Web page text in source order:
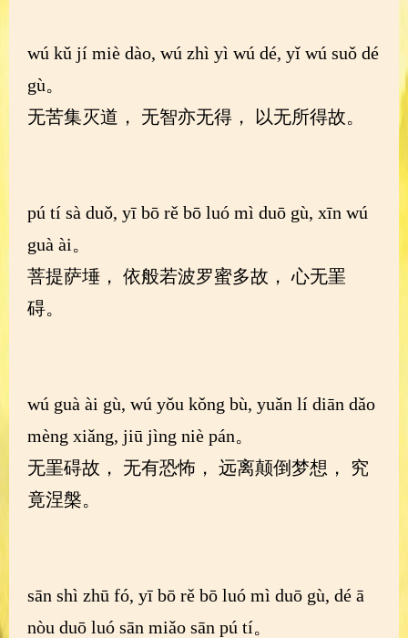
wú kǔ jí miè dào, wú zhì yì wú dé, yǐ wú suǒ dé
gù。
无苦集灭道， 无智亦无得， 以无所得故。
pú tí sà duǒ, yī bō rě bō luó mì duō gù, xīn wú
guà ài。
菩提萨埵， 依般若波罗蜜多故， 心无罣
碍。
wú guà ài gù, wú yǒu kǒng bù, yuǎn lí diān dǎo
mèng xiǎng, jiū jìng niè pán。
无罣碍故， 无有恐怖， 远离颠倒梦想， 究
竟涅槃。
sān shì zhū fó, yī bō rě bō luó mì duō gù, dé ā
nòu duō luó sān miǎo sān pú tí。